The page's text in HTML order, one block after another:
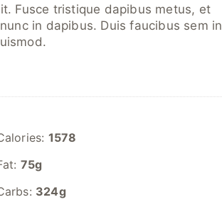
Fusce tristique dapibus metus, et
in dapibus. Duis faucibus sem in
1578
75g
324g